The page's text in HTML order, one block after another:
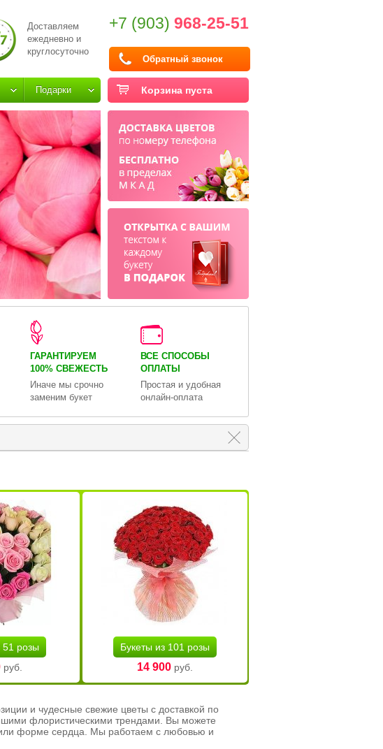
Доставляем
ежедневно и
круглосуточно
+7 (903) 968-25-51
Обратный звонок
Корзина пуста
Подарки
ГАРАНТИРУЕМ
100% СВЕЖЕСТЬ
Иначе мы срочно
заменим букет
ВСЕ СПОСОБЫ
ОПЛАТЫ
Простая и удобная
онлайн-оплата
51 розы
руб.
Букеты из 101 розы
14 900руб.
и чудесные свежие цветы с доставкой по
флористическими трендами. Вы можете
или форме сердца. Мы работаем с любовью и